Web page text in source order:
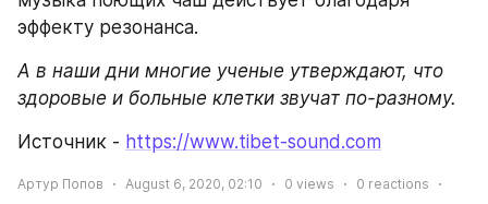
эффекту резонанса.
А в наши дни многие ученые утверждают, что
здоровые и больные клетки звучат по-разному.
Источник - https://www.tibet-sound.com
Артур Попов August 6, 2020, 02:10 0 views 0 reactions